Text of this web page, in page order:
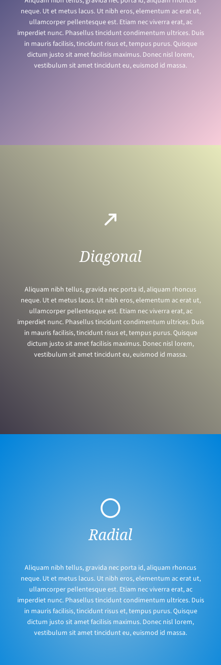
neque. Ut et metus lacus. Ut nibh eros, elementum ac erat ut,
ullamcorper pellentesque est. Etiam nec viverra erat, ac
imperdiet nunc. Phasellus tincidunt condimentum ultrices. Duis
in mauris facilisis, tincidunt risus et, tempus purus. Quisque
dictum justo sit amet facilisis maximus. Donec nisl lorem,
vestibulum sit amet tincidunt eu, euismod id massa.
Diagonal
Aliquam nibh tellus, gravida nec porta id, aliquam rhoncus
neque. Ut et metus lacus. Ut nibh eros, elementum ac erat ut,
ullamcorper pellentesque est. Etiam nec viverra erat, ac
imperdiet nunc. Phasellus tincidunt condimentum ultrices. Duis
in mauris facilisis, tincidunt risus et, tempus purus. Quisque
dictum justo sit amet facilisis maximus. Donec nisl lorem,
vestibulum sit amet tincidunt eu, euismod id massa.
Radial
Aliquam nibh tellus, gravida nec porta id, aliquam rhoncus
neque. Ut et metus lacus. Ut nibh eros, elementum ac erat ut,
ullamcorper pellentesque est. Etiam nec viverra erat, ac
imperdiet nunc. Phasellus tincidunt condimentum ultrices. Duis
in mauris facilisis, tincidunt risus et, tempus purus. Quisque
dictum justo sit amet facilisis maximus. Donec nisl lorem,
vestibulum sit amet tincidunt eu, euismod id massa.